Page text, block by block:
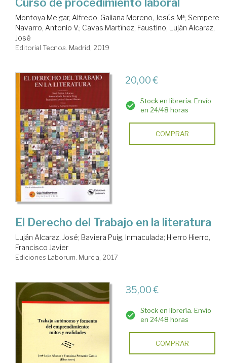
Montoya Melgar, Alfredo; Galiana Moreno, Jesús Mª; Sempere
Navarro, Antonio V.; Cavas Martínez, Faustino; Luján Alcaraz,
José
Editorial Tecnos. Madrid, 2019
20,00 €
Stock en librería. Envío
en 24/48 horas
COMPRAR
El Derecho del Trabajo en la literatura
Luján Alcaraz, José; Baviera Puig, Inmaculada; Hierro Hierro,
Francisco Javier
Ediciones Laborum. Murcia, 2017
35,00 €
Stock en librería. Envío
en 24/48 horas
COMPRAR